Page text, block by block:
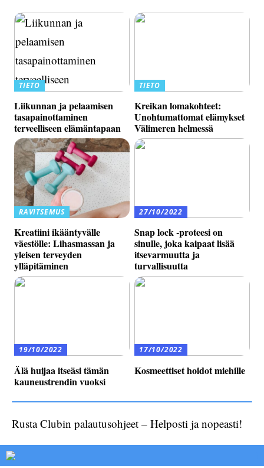
TIETO
Liikunnan ja pelaamisen
tasapainottaminen
terveelliseen elämäntapaan
TIETO
Kreikan lomakohteet:
Unohtumattomat elämykset
Välimeren helmessä
RAVITSEMUS
Kreatiini ikääntyvälle
väestölle: Lihasmassan ja
yleisen terveyden
ylläpitäminen
27/10/2022
Snap lock -proteesi on
sinulle, joka kaipaat lisää
itsevarmuutta ja
turvallisuutta
19/10/2022
Älä huijaa itseäsi tämän
kauneustrendin vuoksi
17/10/2022
Kosmeettiset hoidot miehille
Rusta Clubin palautusohjeet – Helposti ja nopeasti!